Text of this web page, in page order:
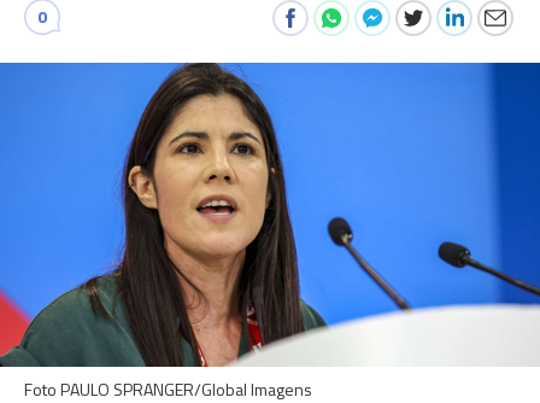
0
Foto PAULO SPRANGER/Global Imagens